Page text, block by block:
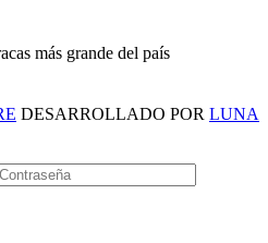
más grande del país
DESARROLLADO POR LUNA